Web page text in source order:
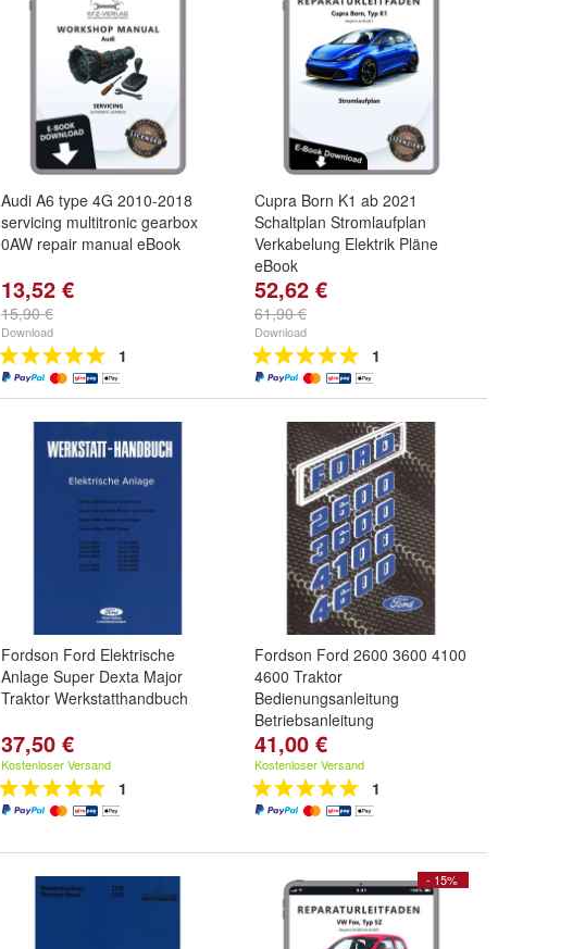
Audi A6 type 4G 2010-2018
servicing multitronic gearbox
0AW repair manual eBook
13,52 €
15,90 €
Download
1
Cupra Born K1 ab 2021
Schaltplan Stromlaufplan
Verkabelung Elektrik Pläne
eBook
52,62 €
61,90 €
Download
1
Fordson Ford Elektrische
Anlage Super Dexta Major
Traktor Werkstatthandbuch
37,50 €
Kostenloser Versand
1
Fordson Ford 2600 3600 4100
4600 Traktor
Bedienungsanleitung
Betriebsanleitung
41,00 €
Kostenloser Versand
1
- 15%